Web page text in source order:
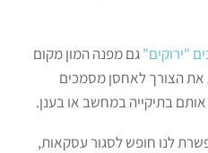
"ירוקים"גם מפנה המון מקום
הצורך לאחסן מסמכים
בתיקייה במחשב או בענן.
לנו חופש לסגור עסקאות,